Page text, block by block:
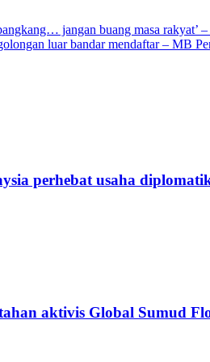
jangan buang masa rakyat’
luar bandar mendaftar – MB
perhebat usaha
aktivis Global Sumud